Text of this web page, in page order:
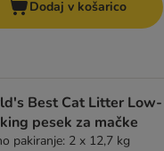
Dodaj v košarico
Best Cat Litter Low-
pesek za mačke
pakiranje: 2 x 12,7 kg